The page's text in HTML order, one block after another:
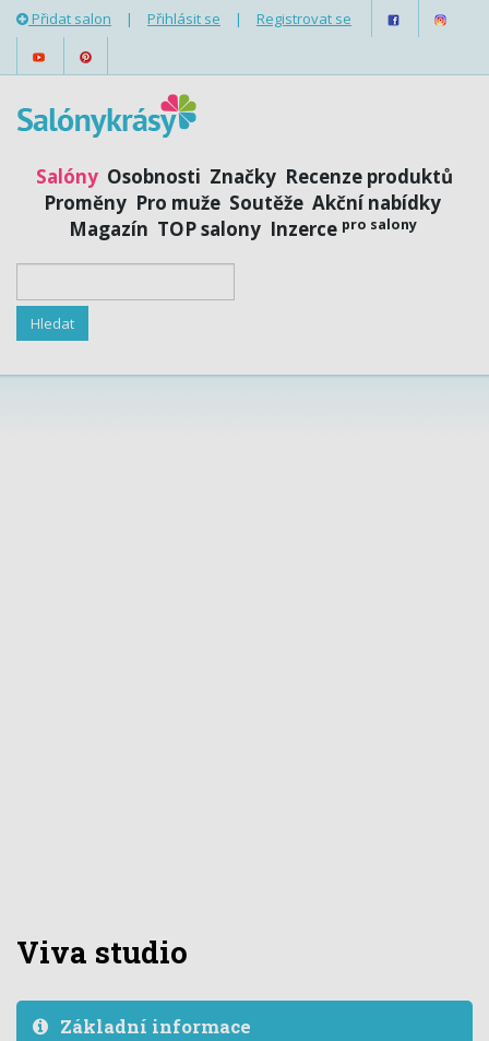
Přidat salon | Přihlásit se | Registrovat se
Salóny Osobnosti Značky Recenze produktů
Proměny Pro muže Soutěže Akční nabídky
Magazín TOP salony Inzerce pro salony
Viva studio
Základní informace